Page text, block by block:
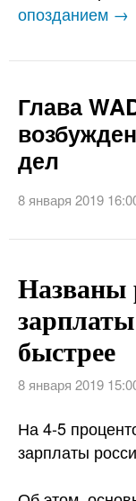
опозданием →
Глава
дел
8 января 2019
Названы
быстрее
8 января 2019
На 4-5
зарплаты